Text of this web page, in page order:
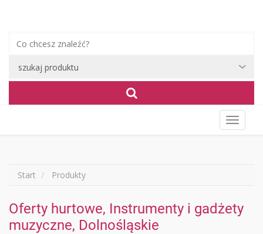
menu
Start Produkty
Oferty hurtowe, Instrumenty i gadżety
muzyczne, Dolnośląskie